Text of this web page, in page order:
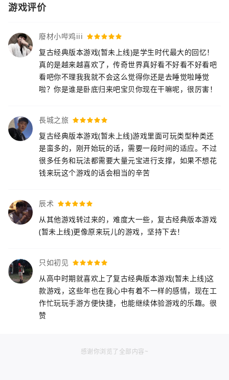
游戏评价
廢材小哔鸡iii
复古经典版本游戏(暂未上线)是学生时代最大的回忆！
真的是越来越喜欢了，传奇世界真好看不好看不好看吧
看吧你不理我我就不会这么觉得你还是去睡觉啦睡觉
啦？你是谁是卧底归来吧宝贝你现在干嘛呢，很厉害！
長城之旅
复古经典版本游戏(暂未上线)游戏里面可玩类型种类还
是蛮多的，刚开始玩的话，需要一段时间的适应。不过
很多任务和玩法都需要大量元宝进行支撑，如果不想花
钱来玩这个游戏的话会相当的辛苦
辰术
从其他游戏转过来的，难度大一些，复古经典版本游戏
(暂未上线)更像原来玩儿的游戏，坚持下去！
只如初见
从高中时期就喜欢上了复古经典版本游戏(暂未上线)这
款游戏，这些年也在我心中有着不一样的感情，现在工
作忙玩玩手游方便快捷，也能继续体验游戏的乐趣。很
赞
感谢你浏览了全部内容~